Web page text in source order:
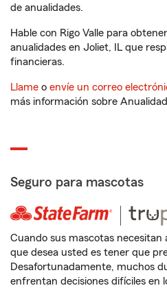
de anualidades.
Hable con Rigo Valle para
anualidades en Joliet, IL que
financieras.
Llame o envíe un correo
más información sobre
Seguro para mascotas
Cuando sus mascotas necesitan
que desea usted es tener que
Desafortunadamente, muchos
enfrentan decisiones difíciles en